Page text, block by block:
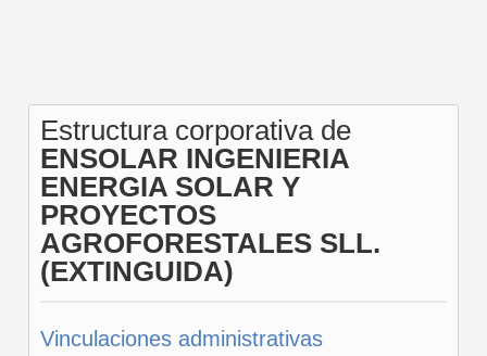
Estructura corporativa de
ENSOLAR INGENIERIA
ENERGIA SOLAR Y
PROYECTOS
AGROFORESTALES SLL.
(EXTINGUIDA)
Vinculaciones administrativas